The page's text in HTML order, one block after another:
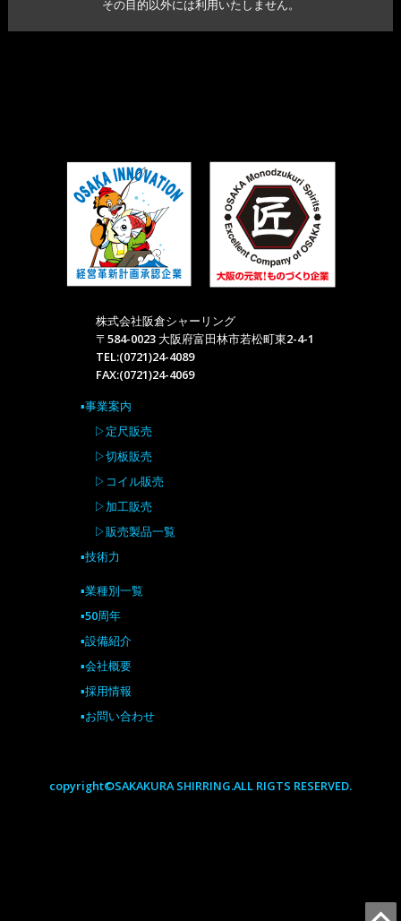
その目的以外には利用いたしません。
株式会社阪倉シャーリング
〒584-0023 大阪府富田林市若松町東2-4-1
TEL:(0721)24-4089
FAX:(0721)24-4069
▪事業案内
▷定尺販売
▷切板販売
▷コイル販売
▷加工販売
▷販売製品一覧
▪技術力
▪業種別一覧
▪50周年
▪設備紹介
▪会社概要
▪採用情報
▪お問い合わせ
copyright©SAKAKURA SHIRRING.ALL RIGTS RESERVED.